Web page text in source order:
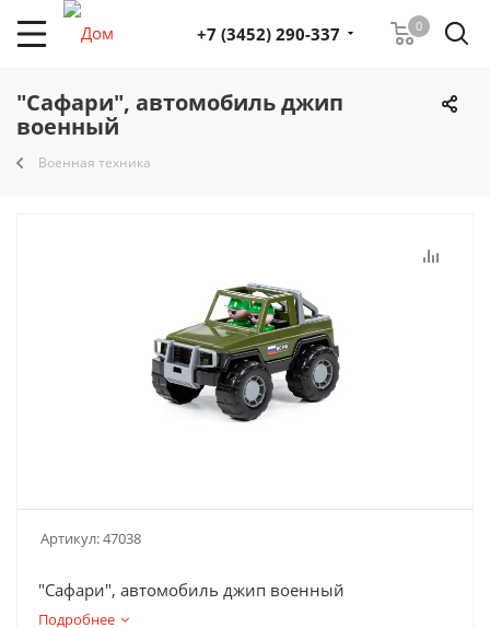
0
+7 (3452) 290-337
"Сафари", автомобиль джип
военный
Военная техника
Артикул:47038
"Сафари", автомобиль джип военный
Подробнее